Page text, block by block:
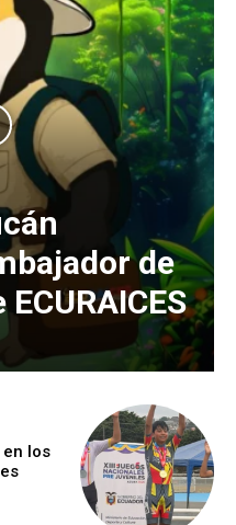
de
los